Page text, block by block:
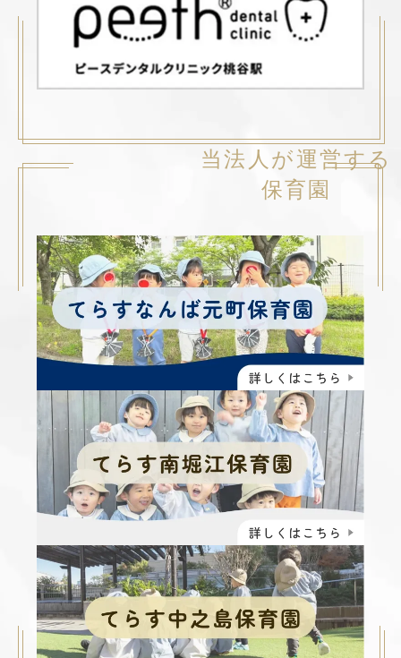
当法人が運営する
保育園